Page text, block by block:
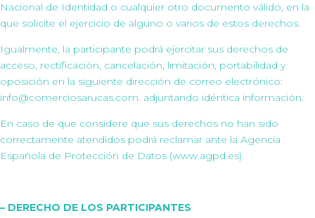
Nacional de Identidad o cualquier otro documento válido, en la
que solicite el ejercicio de alguno o varios de estos derechos.
Igualmente, la participante podrá ejercitar sus derechos de
acceso, rectificación, cancelación, limitación, portabilidad y
oposición en la siguiente dirección de correo electrónico:
info@comerciosarucas.com. adjuntando idéntica información.
En caso de que considere que sus derechos no han sido
correctamente atendidos podrá reclamar ante la Agencia
Española de Protección de Datos (www.agpd.es).
– DERECHO DE LOS PARTICIPANTES